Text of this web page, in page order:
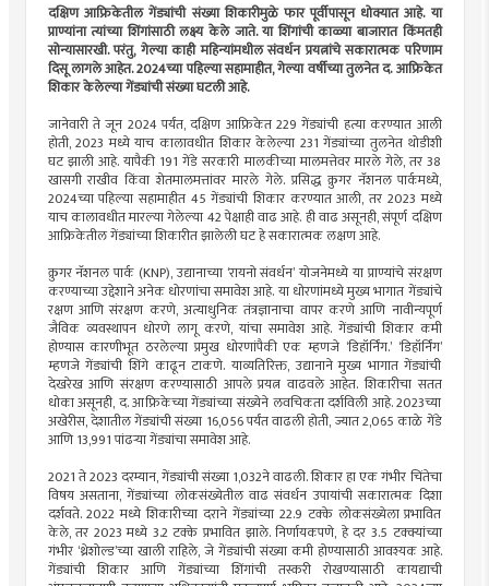
दक्षिण आफ्रिकेतील गेंड्यांची संख्या शिकारीमुळे फार पूर्वीपासून धोक्यात आहे. या
प्राण्यांना त्यांच्या शिंगांसाठी लक्ष्य केले जाते. या शिंगांची काळ्या बाजारात किंमतही
सोन्यासारखी. परंतु, गेल्या काही महिन्यांमधील संवर्धन प्रयत्नांचे सकारात्मक परिणाम
दिसू लागले आहेत. 2024च्या पहिल्या सहामाहीत, गेल्या वर्षीच्या तुलनेत द. आफ्रिकेत
शिकार केलेल्या गेंड्यांची संख्या घटली आहे.
जानेवारी ते जून 2024 पर्यंत, दक्षिण आफ्रिकेत 229 गेंड्यांची हत्या करण्यात आली
होती, 2023 मध्ये याच कालावधीत शिकार केलेल्या 231 गेंड्यांच्या तुलनेत थोडीशी
घट झाली आहे. यापैकी 191 गेंडे सरकारी मालकीच्या मालमत्तेवर मारले गेले, तर 38
खासगी राखीव किंवा शेतमालमत्तांवर मारले गेले. प्रसिद्ध क्रुगर नॅशनल पार्कमध्ये,
2024च्या पहिल्या सहामाहीत 45 गेंड्यांची शिकार करण्यात आली, तर 2023 मध्ये
याच कालावधीत मारल्या गेलेल्या 42 पेक्षाही वाढ आहे. ही वाढ असूनही, संपूर्ण दक्षिण
आफ्रिकेतील गेंड्यांच्या शिकारीत झालेली घट हे सकारात्मक लक्षण आहे.
क्रुगर नॅशनल पार्क (KNP), उद्यानाच्या ‘रायनो संवर्धन’ योजनेमध्ये या प्राण्यांचे संरक्षण
करण्याच्या उद्देशाने अनेक धोरणांचा समावेश आहे. या धोरणांमध्ये मुख्य भागात गेंड्यांचे
रक्षण आणि संरक्षण करणे, अत्याधुनिक तंत्रज्ञानाचा वापर करणे आणि नावीन्यपूर्ण
जैविक व्यवस्थापन धोरणे लागू करणे, यांचा समावेश आहे. गेंड्यांची शिकार कमी
होण्यास कारणीभूत ठरलेल्या प्रमुख धोरणांपैकी एक म्हणजे ‘डिहॉर्निंग.’ ‘डिहॉर्निंग’
म्हणजे गेंड्यांची शिंगे काढून टाकणे. याव्यतिरिक्त, उद्यानाने मुख्य भागात गेंड्यांची
देखरेख आणि संरक्षण करण्यासाठी आपले प्रयत्न वाढवले आहेत. शिकारीचा सतत
धोका असूनही, द. आफ्रिकेच्या गेंड्यांच्या संख्येने लवचिकता दर्शविली आहे. 2023च्या
अखेरीस, देशातील गेंड्यांची संख्या 16,056 पर्यंत वाढली होती, ज्यात 2,065 काळे गेंडे
आणि 13,991 पांढर्‍या गेंड्यांचा समावेश आहे.
2021 ते 2023 दरम्यान, गेंड्यांची संख्या 1,032ने वाढली. शिकार हा एक गंभीर चिंतेचा
विषय असताना, गेंड्यांच्या लोकसंख्येतील वाढ संवर्धन उपायांची सकारात्मक दिशा
दर्शवते. 2022 मध्ये शिकारीच्या दराने गेंड्यांच्या 22.9 टक्के लोकसंख्येला प्रभावित
केले, तर 2023 मध्ये 3.2 टक्के प्रभावित झाले. निर्णायकपणे, हे दर 3.5 टक्क्यांच्या
गंभीर ‘थ्रेशोल्ड’च्या खाली राहिले, जे गेंड्यांची संख्या कमी होण्यासाठी आवश्यक आहे.
गेंड्यांची शिकार आणि गेंड्यांच्या शिंगांची तस्करी रोखण्यासाठी कायद्याची